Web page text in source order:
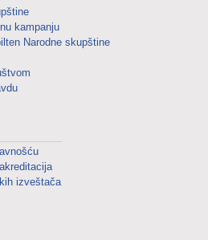
kampanju
Narodne skupštine
izveštača